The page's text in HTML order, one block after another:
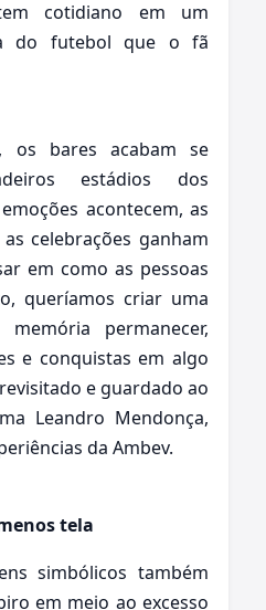
cotidiano em um
do futebol que o fã
os bares acabam se
estádios dos
acontecem, as
celebrações ganham
em como as pessoas
queríamos criar uma
permanecer,
e conquistas em algo
e guardado ao
Leandro Mendonça,
da Ambev.
tela
simbólicos também
em meio ao excesso